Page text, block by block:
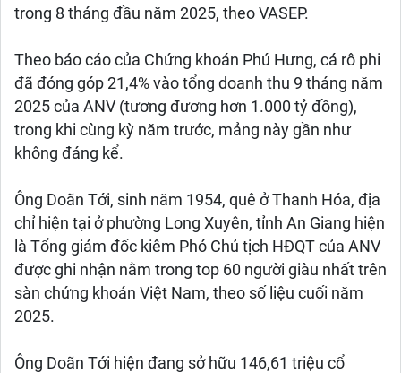
trong 8 tháng đầu năm 2025, theo VASEP.
Theo báo cáo của Chứng khoán Phú Hưng, cá rô phi
đã đóng góp 21,4% vào tổng doanh thu 9 tháng năm
2025 của ANV (tương đương hơn 1.000 tỷ đồng),
trong khi cùng kỳ năm trước, mảng này gần như
không đáng kể.
Ông Doãn Tới, sinh năm 1954, quê ở Thanh Hóa, địa
chỉ hiện tại ở phường Long Xuyên, tỉnh An Giang hiện
là Tổng giám đốc kiêm Phó Chủ tịch HĐQT của ANV
được ghi nhận nằm trong top 60 người giàu nhất trên
sàn chứng khoán Việt Nam, theo số liệu cuối năm
2025.
Ông Doãn Tới hiện đang sở hữu 146,61 triệu cổ